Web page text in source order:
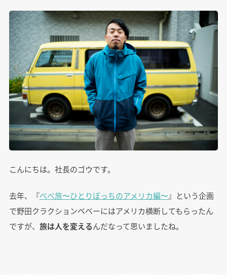
こんにちは。社長のゴウです。
去年、『べべ旅〜ひとりぼっちのアメリカ編〜』という企画
で野田クラクションベベーにはアメリカ横断してもらったん
ですが、 旅は人を変えるんだなって思いましたね。